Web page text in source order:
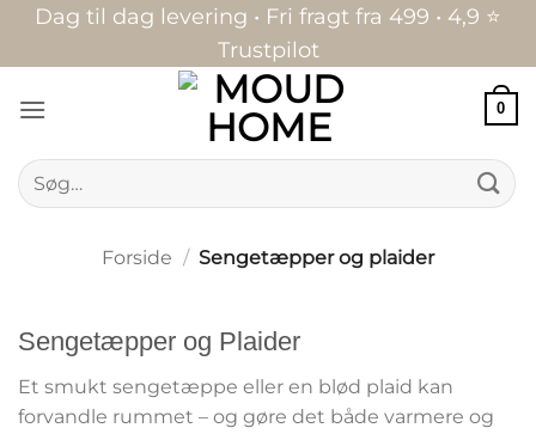
Fortsæt
indhold
Dag til dag levering • Fri fragt fra 499 • 4,9 ⭐
Trustpilot
0
Søg
efter:
Forside / Sengetæpper og plaider
Sengetæpper og Plaider
Et smukt sengetæppe eller en blød plaid kan
forvandle rummet – og gøre det både varmere og